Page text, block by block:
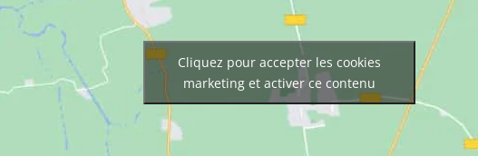
Cliquez pour accepter les cookies
marketing et activer ce contenu